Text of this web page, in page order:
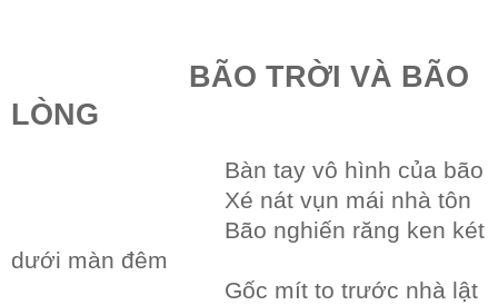
BÃO TRỜI VÀ BÃO
LÒNG
Bàn tay vô hình của bão
Xé nát vụn mái nhà tôn
Bão nghiến răng ken két
dưới màn đêm
Gốc mít to trước nhà lật